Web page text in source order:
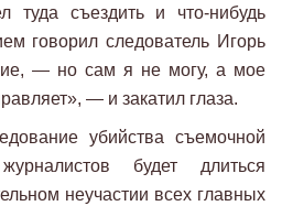
съездить и что-нибудь
говорил следователь Игорь
— но сам я не могу, а мое
— и закатил глаза.
убийства съемочной
будет длиться
неучастии всех главных